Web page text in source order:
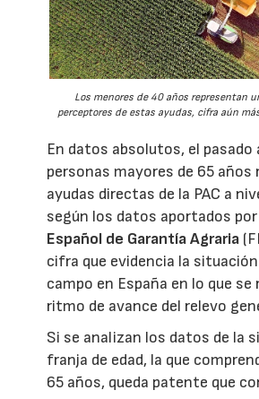
Los menores de 40 años representan
perceptores de estas ayudas, cifra aún
En datos absolutos, el pasado
personas mayores de 65 años
ayudas directas de la PAC a
según los datos aportados por
Español de Garantía Agraria
cifra que evidencia la
campo en España en lo que se
ritmo de avance del relevo
Si se analizan los datos de la
franja de edad, la que
65 años, queda patente que